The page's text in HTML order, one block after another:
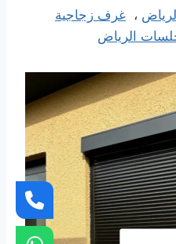
، غرف زجاجية
الرياض